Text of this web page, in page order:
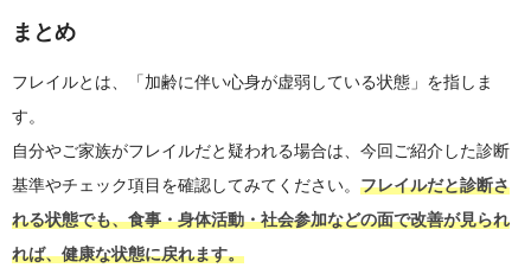
まとめ
フレイルとは、「加齢に伴い心身が虚弱している状態」を指しま
す。
自分やご家族がフレイルだと疑われる場合は、今回ご紹介した診断
基準やチェック項目を確認してみてください。 フレイルだと診断さ
れる状態でも、食事・身体活動・社会参加などの面で改善が見られ
れば、健康な状態に戻れます。